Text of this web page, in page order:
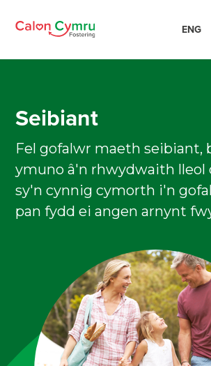
ENG
Seibiant
Fel gofalwr maeth seibiant,
ymuno â'n rhwydwaith lleol
sy'n cynnig cymorth i'n
pan fydd ei angen arnynt